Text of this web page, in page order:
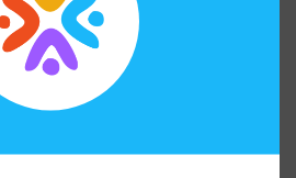
lava- el juego más viral y
física con tecnología:
dinámicas saltando,
contra el tiempo y con vidas